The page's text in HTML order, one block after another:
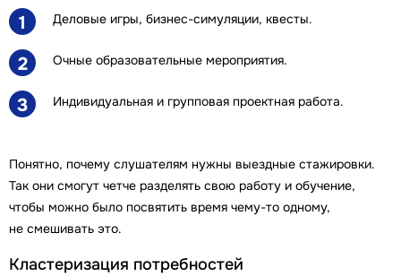
1 Деловые игры, бизнес-симуляции, квесты.
2 Очные образовательные мероприятия.
3 Индивидуальная и групповая проектная работа.
Понятно, почему слушателям нужны выездные стажировки.
Так они смогут четче разделять свою работу и обучение,
чтобы можно было посвятить время чему-то одному,
не смешивать это.
Кластеризация потребностей